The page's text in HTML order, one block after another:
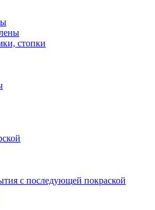
стопки
с последующей покраской